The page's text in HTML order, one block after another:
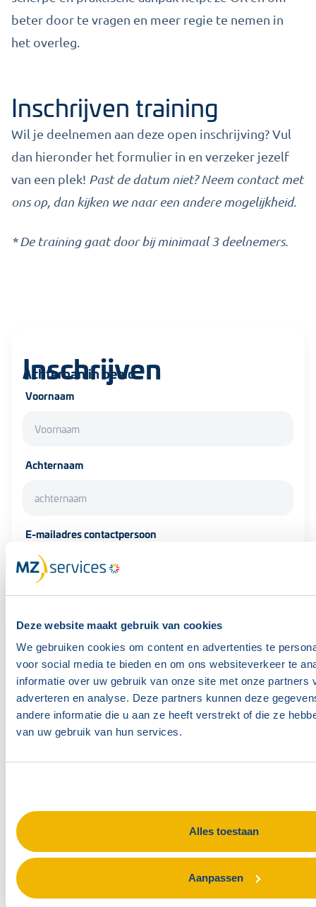
Deze website maakt gebruik van cookies
We gebruiken cookies om content en advertenties te
voor social media te bieden en om ons websiteverkeer te
informatie over uw gebruik van onze site met onze partners
adverteren en analyse. Deze partners kunnen deze
andere informatie die u aan ze heeft verstrekt of die ze
van uw gebruik van hun services.
Alles toestaan
Aanpassen
beter door te vragen en meer regie te nemen in
het overleg.
Inschrijven training
Wil je deelnemen aan deze open inschrijving? Vul
dan hieronder het formulier in en verzeker jezelf
van een plek! Past de datum niet? Neem contact met
ons op, dan kijken we naar een andere mogelijkheid.
* De training gaat door bij minimaal 3 deelnemers.
Inschrijven
Achterban in beeld
Voornaam
Achternaam
E-mailadres contactpersoon
E-mailadres facturatie
Kostenplaats
Organisatie